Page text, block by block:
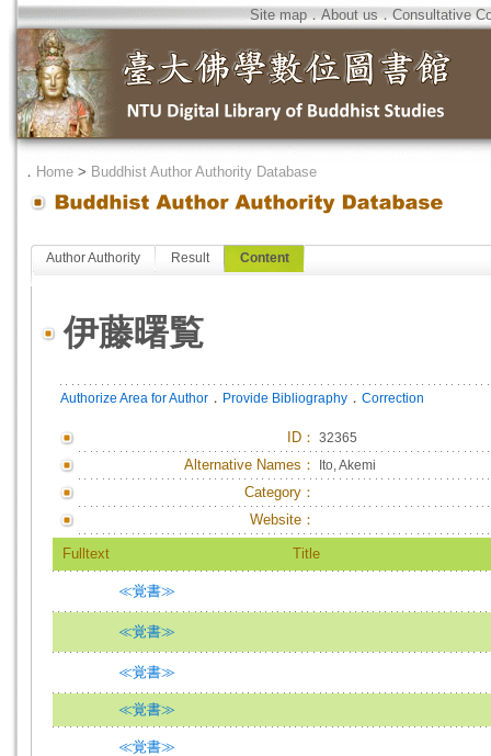
Site map．About us．Consultative
． Home > Buddhist Author Authority Database
Author Authority Result Content
伊藤曙覧
Authorize Area for Author ． Provide Bibliography ． Correction
ID ： 32365
Alternative Names： Ito, Akemi
Category：
Website：
Fulltext Title
≪覚書≫
≪覚書≫
≪覚書≫
≪覚書≫
≪覚書≫